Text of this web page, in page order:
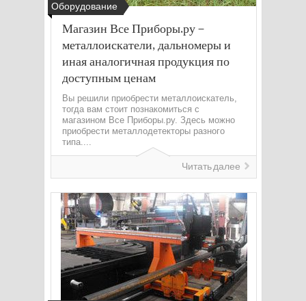
Оборудование
Магазин Все Приборы.ру –
металлоискатели, дальномеры и
иная аналогичная продукция по
доступным ценам
Вы решили приобрести металлоискатель,
тогда вам стоит познакомиться с
магазином Все Приборы.ру. Здесь можно
приобрести металлодетекторы разного
типа....
Читать далее